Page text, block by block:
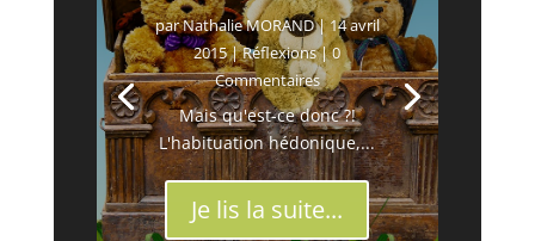
parNathalie MORAND|14 avril
2015|Réflexions| 0
Commentaires
Mais qu'est-ce donc ?!
L'habituation hédonique,...
Je lis la suite...